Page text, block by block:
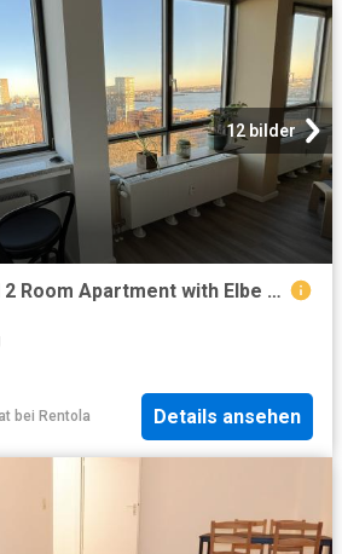
12 bilder
Stylishly Furnished 2 Room Apartment with Elbe and Harbor View in Hamburg Altona
bei Rentola Details ansehen